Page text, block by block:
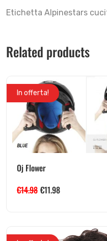
Etichetta Alpinestars
Related products
In offerta!
Oj Flower
€14.98 €11.98